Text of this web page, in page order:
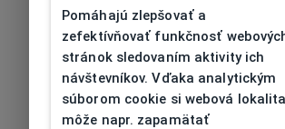
Pomáhajú zlepšovať a
zefektívňovať funkčnosť
stránok sledovaním aktivity ich
návštevníkov. Vďaka analytickým
súborom cookie si webová lokalita
môže napr. zapamätať